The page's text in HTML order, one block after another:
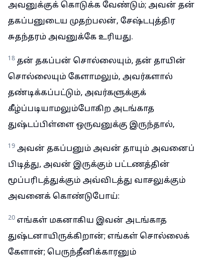
அவனுக்குக் கொடுக்க வேண்டும்; அவன் தன்
தகப்பனுடைய முதற்பலன், சேஷ்டபுத்திர
சுதந்தரம் அவனுக்கே உரியது.
18 தன் தகப்பன் சொல்லையும், தன் தாயின்
சொல்லையும் கேளாமலும், அவர்களால்
தண்டிக்கப்பட்டும், அவர்களுக்குக்
கீழ்ப்படியாமலும்போகிற அடங்காத
துஷ்டப்பிள்ளை ஒருவனுக்கு இருந்தால்,
19 அவன் தகப்பனும் அவன் தாயும் அவனைப்
பிடித்து, அவன் இருக்கும் பட்டணத்தின்
மூப்பரிடத்துக்கும் அவ்விடத்து வாசலுக்கும்
அவனைக் கொண்டுபோய்:
20 எங்கள் மகனாகிய இவன் அடங்காத
துஷ்டனாயிருக்கிறான்; எங்கள் சொல்லைக்
கேளான்; பெருந்தீனிக்காரனும்